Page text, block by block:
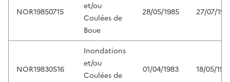
NOR19850715
et/ou
Coulées de
Boue
28/05/1985 27/07/
NOR19830516
Inondations
et/ou
Coulées de
01/04/1983 18/05/